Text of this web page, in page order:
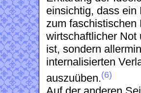
einsichtig, dass ein
zum faschistischen
wirtschaftlicher Not
ist, sondern
internalisierten
auszuüben.(6)